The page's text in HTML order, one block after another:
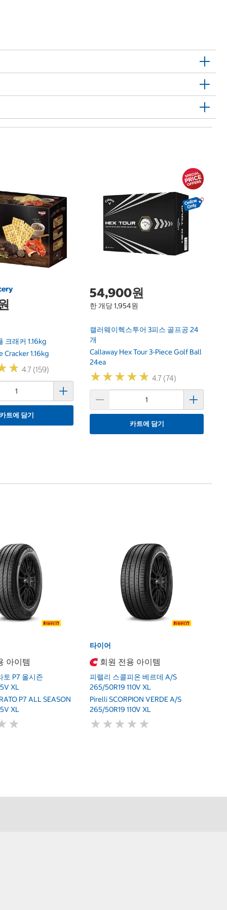
크래커 1.16kg
Cracker 1.16kg
★
★ 4.7 (159)
트에 담기
54,900원
한 개당 1,954원
캘러웨이헥스투어 3피스 골프공 24
개
Callaway Hex Tour 3-Piece Golf Ball
24ea
★★★★★
★★★★★ 4.7 (74)
카트에 담기
아이템
토 P7 올시즌
XL
P7 ALL SEASON
XL
★
★
타이어
회원 전용 아이템
피렐리 스콜피온 베르데 A/S
265/50R19 110V XL
Pirelli SCORPION VERDE A/S
265/50R19 110V XL
★ ★ ★ ★ ★
★ ★ ★ ★ ★